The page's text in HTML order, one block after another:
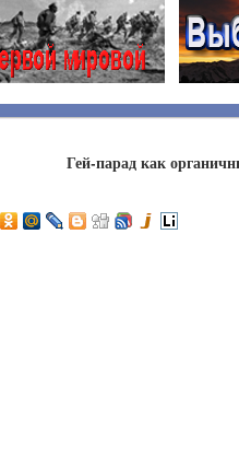
Гей-парад как